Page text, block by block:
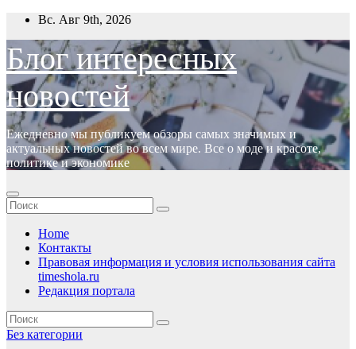
Перейти
содержимому
Вс. Авг 9th, 2026
Блог интересных
новостей
Ежедневно мы публикуем обзоры самых значимых и
актуальных новостей во всем мире. Все о моде и красоте,
политике и экономике
Home
Контакты
Правовая информация и условия использования сайта
timeshola.ru
Редакция портала
Без категории